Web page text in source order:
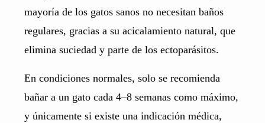
mayoría de los gatos sanos no necesitan baños
regulares, gracias a su acicalamiento natural, que
elimina suciedad y parte de los ectoparásitos.
En condiciones normales, solo se recomienda
bañar a un gato cada 4–8 semanas como máximo,
y únicamente si existe una indicación médica,